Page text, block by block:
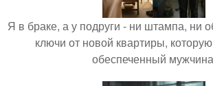
Я в браке, а у подруги - ни штампа, ни
ключи от новой квартиры,
обеспеченный